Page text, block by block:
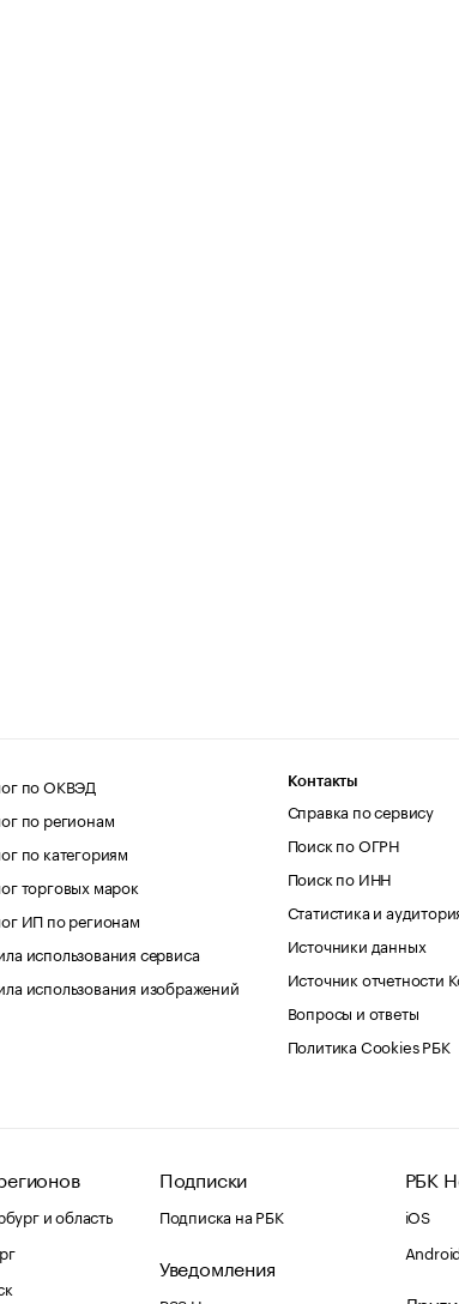
по ОКВЭД
по регионам
по категориям
торговых марок
ИП по регионам
использования сервиса
использования изображений
Контакты
Справка по сервису
Поиск по ОГРН
Поиск по ИНН
Статистика и
Источники данных
Источник отчетности
Вопросы и ответы
Политика Cookies РБК
и область
Подписки
Подписка на РБК
Уведомления
РБК
iOS